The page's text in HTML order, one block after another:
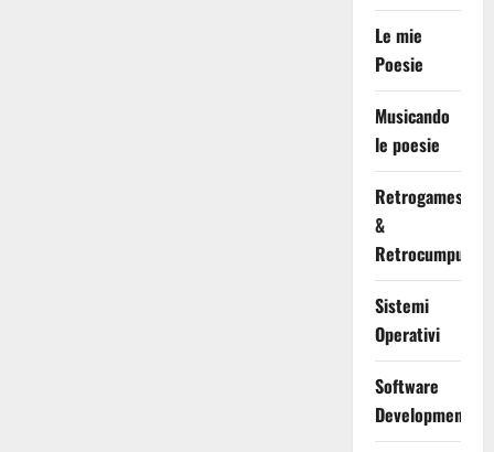
Le mie
Poesie
Musicando
le poesie
Retrogames
&
Retrocumputing
Sistemi
Operativi
Software
Development